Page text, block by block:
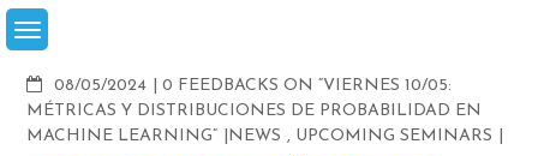
Skip
to
08/05/2024
COMMENTS
0 FEEDBACKS ON “VIERNES 10/05:
MÉTRICAS Y DISTRIBUCIONES DE PROBABILIDAD EN
MACHINE LEARNING”
NEWS , UPCOMING SEMINARS